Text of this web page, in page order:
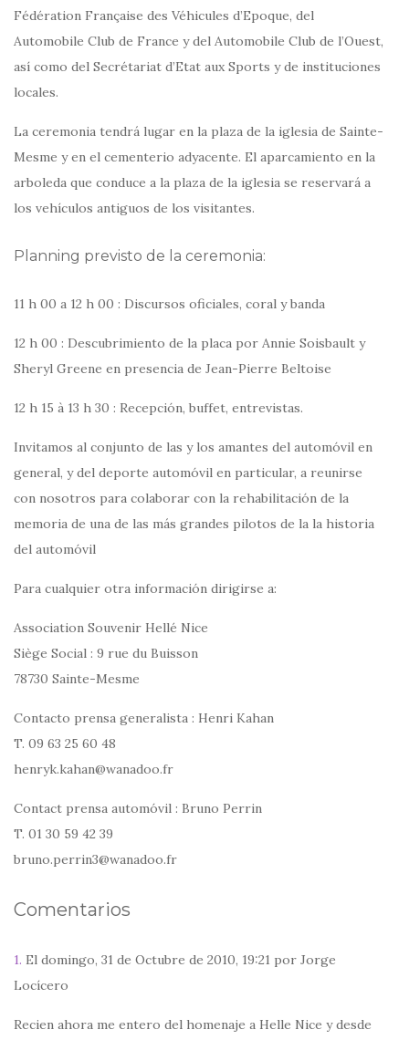
Fédération Française des Véhicules d’Epoque, del
Automobile Club de France y del Automobile Club de l’Ouest,
así como del Secrétariat d’Etat aux Sports y de instituciones
locales.
La ceremonia tendrá lugar en la plaza de la iglesia de Sainte-
Mesme y en el cementerio adyacente. El aparcamiento en la
arboleda que conduce a la plaza de la iglesia se reservará a
los vehículos antiguos de los visitantes.
Planning previsto de la ceremonia:
11 h 00 a 12 h 00 : Discursos oficiales, coral y banda
12 h 00 : Descubrimiento de la placa por Annie Soisbault y
Sheryl Greene en presencia de Jean-Pierre Beltoise
12 h 15 à 13 h 30 : Recepción, buffet, entrevistas.
Invitamos al conjunto de las y los amantes del automóvil en
general, y del deporte automóvil en particular, a reunirse
con nosotros para colaborar con la rehabilitación de la
memoria de una de las más grandes pilotos de la la historia
del automóvil
Para cualquier otra información dirigirse a:
Association Souvenir Hellé Nice
Siège Social : 9 rue du Buisson
78730 Sainte-Mesme
Contacto prensa generalista : Henri Kahan
T. 09 63 25 60 48
henryk.kahan@wanadoo.fr
Contact prensa automóvil : Bruno Perrin
T. 01 30 59 42 39
bruno.perrin3@wanadoo.fr
Comentarios
1. El domingo, 31 de Octubre de 2010, 19:21 por Jorge
Locícero
Recien ahora me entero del homenaje a Helle Nice y desde